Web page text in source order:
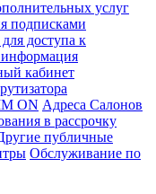
услуг
подписками
доступа к
кабинет
ON Адреса Салонов
в рассрочку
публичные
Обслуживание по